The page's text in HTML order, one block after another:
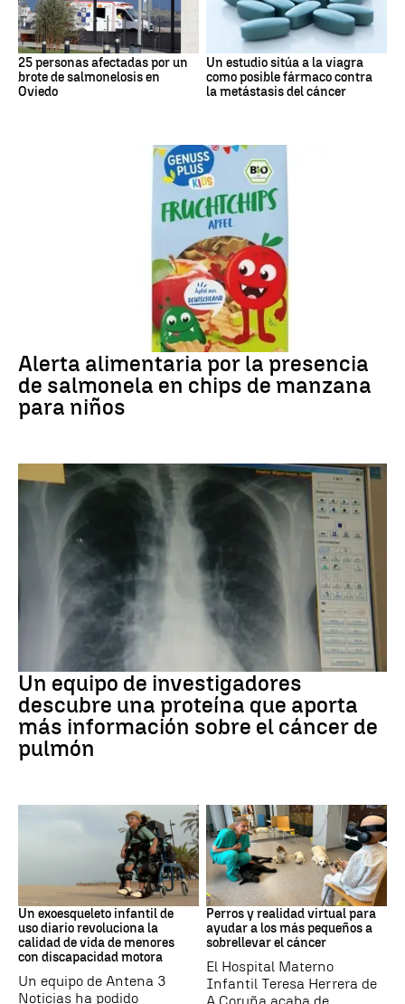
25 personas afectadas por un
brote de salmonelosis en
Oviedo
Un estudio sitúa a la viagra
como posible fármaco contra
la metástasis del cáncer
Alerta alimentaria por la presencia
de salmonela en chips de manzana
para niños
Cáncer de pulmón
Un equipo de investigadores
descubre una proteína que aporta
más información sobre el cáncer de
pulmón
DISCAPACIDAD
Un exoesqueleto infantil de
uso diario revoluciona la
calidad de vida de menores
con discapacidad motora
Un equipo de Antena 3
Noticias ha podido
Galicia
Perros y realidad virtual para
ayudar a los más pequeños a
sobrellevar el cáncer
El Hospital Materno
Infantil Teresa Herrera de